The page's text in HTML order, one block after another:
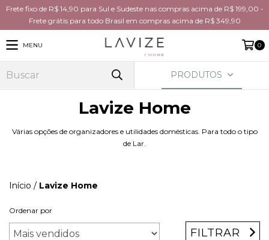
Frete fixo de R$ 14,90 para Sul e Sudeste nas compras acima de R$ 199,00 -
Frete grátis para todo Brasil em compras acima de R$ 349,90
MENU 0
PRODUTOS
Lavize Home
Várias opções de organizadores e utilidades domésticas. Para todo o tipo
de Lar.
Início / Lavize Home
Ordenar por
FILTRAR